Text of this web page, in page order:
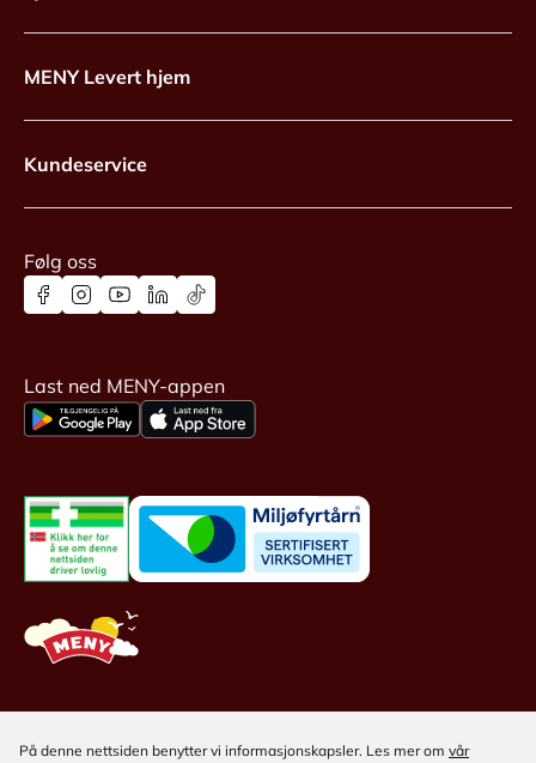
MENY Levert hjem
Kundeservice
Følg oss
Last ned MENY-appen
På denne nettsiden benytter vi informasjonskapsler. Les mer om vår